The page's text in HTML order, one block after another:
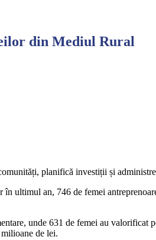
din Mediul Rural
planifică investiții și
ultimul an, 746 de femei
unde 631 de femei au
de lei.